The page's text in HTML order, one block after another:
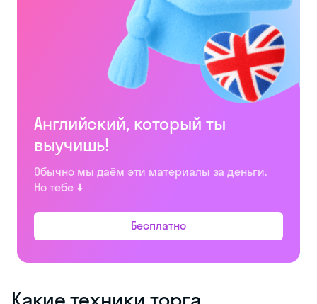
Английский, который ты
выучишь!
Обычно мы даём эти материалы за деньги.
Но тебе ⬇️
Бесплатно